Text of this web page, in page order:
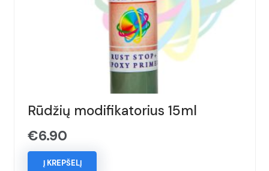
Rūdžių modifikatorius 15ml
€6.90
Į KREPŠELĮ